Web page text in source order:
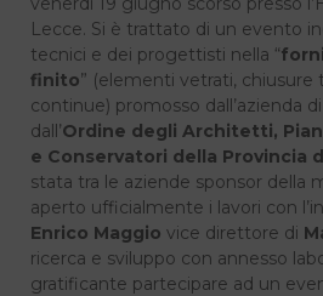
Lecce. Si è trattato di un evento
tecnici e dei progettisti nella “
finito” (elementi vetrati, chiusure
continue) promosso dall’azienda di
dall’Ordine degli Architetti,
e Conservatori della Provincia
stata tra le aziende sponsor della
aperto ufficialmente i lavori con
Enrico Maggio vice direttore di
ricerca e sviluppo con annesso
gratificante partecipare ad un